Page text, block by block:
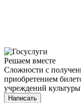
Решаем вместе
Сложности с
приобретением
учреждений
Написать